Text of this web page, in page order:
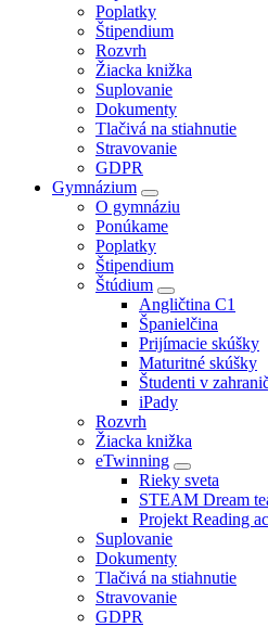
Poplatky
Štipendium
Rozvrh
Žiacka knižka
Suplovanie
Dokumenty
Tlačivá na stiahnutie
Stravovanie
GDPR
Gymnázium
O gymnáziu
Ponúkame
Poplatky
Štipendium
Štúdium
Angličtina C1
Španielčina
Prijímacie skúšky
Maturitné skúšky
Študenti v
iPady
Rozvrh
Žiacka knižka
eTwinning
Rieky sveta
STEAM Dream
Projekt Reading
Suplovanie
Dokumenty
Tlačivá na stiahnutie
Stravovanie
GDPR